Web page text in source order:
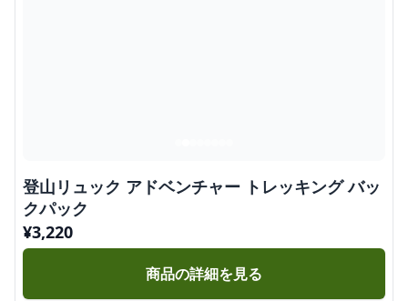
登山リュック アドベンチャー トレッキング バッ
クパック
¥3,220
商品の詳細を見る